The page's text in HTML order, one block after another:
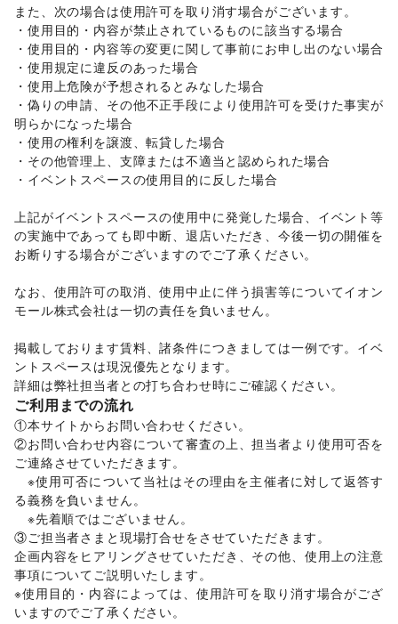
不動産投資/その他金融サービス
子育て・教育
ベビー用品/ランドセル/学習教材・通信教育/
子供向け教室・レッスン/塾・家庭教師
その他子育て・教育
美容・健康・医療
ジム・フィットネス
美容・コスメ・香水/ヘアケア・シャンプー
ヘアサロン・ネイルサロン/マッサージ・整体/
エステ・美容サービス/健康食品・サプリメント
/その他美容・健康
エンタメ・ガジェット
PC・スマートフォン スマホアクセサリー/ ガジェット/
ゲーム /アニメ/ コミック・マンガ/ アイドル・芸能人
おもちゃ・ホビー/楽器・音楽機材/CD・DVD・本・雑誌 /
Webメディア・アプリ/テレビ・ドラマ/映画 /
音楽・ライブ/演劇/占い/ 公営競技・宝くじ
その他エンタメ・ガジェット
アート・デザイン
絵画・書/写真・イラストレーション
その他アート・デザイン
レジャー・スポーツ
旅行・レジャー/キャンプ・アウトドア
バスケットボール/ゴルフ/その他レジャー・スポーツ
車・バイク・モビリティ
車/バイク・オートバイ/自転車・ロードバイク/
マイクロモビリティ
その他車・バイク・モビリティ
NPO・公共団体
地方公共団体・行政・政府
/NPO・ボランティア活動/ その他NPO・公共団体
ビジネス・オフィス
法人向けサービス/オフィス家具・OA機器
イベント企画・運営/その他ビジネス・オフィス
その他活動・個人
また、次の場合は使用許可を取り消す場合がございます。
・使用目的・内容が禁止されているものに該当する場合
・使用目的・内容等の変更に関して事前にお申し出のない場合
・使用規定に違反のあった場合
・使用上危険が予想されるとみなした場合
・偽りの申請、その他不正手段により使用許可を受けた事実が
明らかになった場合
・使用の権利を譲渡、転貸した場合
・その他管理上、支障または不適当と認められた場合
・イベントスペースの使用目的に反した場合
上記がイベントスペースの使用中に発覚した場合、イベント等
の実施中であっても即中断、退店いただき、今後一切の開催を
お断りする場合がございますのでご了承ください。
なお、使用許可の取消、使用中止に伴う損害等についてイオン
モール株式会社は一切の責任を負いません。
掲載しております賃料、諸条件につきましては一例です。イベ
ントスペースは現況優先となります。
詳細は弊社担当者との打ち合わせ時にご確認ください。
ご利用までの流れ
①本サイトからお問い合わせください。
②お問い合わせ内容について審査の上、担当者より使用可否を
ご連絡させていただきます。
※使用可否について当社はその理由を主催者に対して返答す
る義務を負いません。
※先着順ではございません。
③ご担当者さまと現場打合せをさせていただきます。
企画内容をヒアリングさせていただき、その他、使用上の注意
事項についてご説明いたします。
※使用目的・内容によっては、使用許可を取り消す場合がござ
いますのでご了承ください。